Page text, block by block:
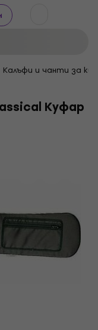
Калъфи и чанти за
Куфар